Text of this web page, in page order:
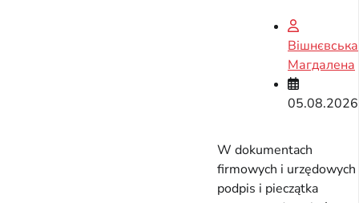
Вішнєвська
Магдалена
05.08.2026
W dokumentach
firmowych i urzędowych
podpis i pieczątka